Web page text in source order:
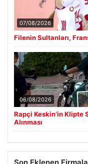
07/08/2026
Filenin Sultanları,
06/08/2026
Rapçi Keskin’in Klipte
Alınması